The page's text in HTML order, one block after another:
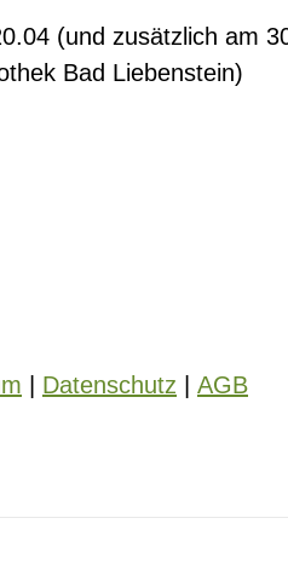
(und zusätzlich am
Bad Liebenstein)
Datenschutz AGB